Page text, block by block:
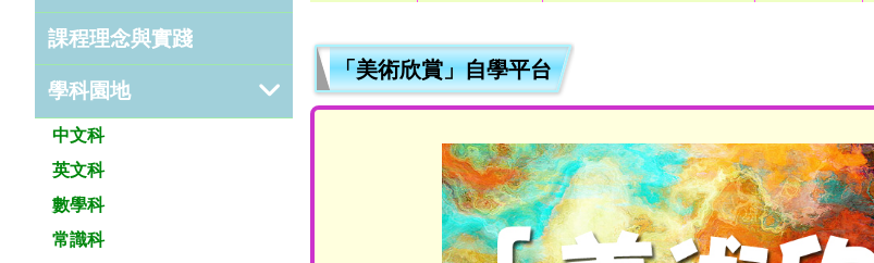
課程理念與實踐
學科園地
中文科
英文科
數學科
常識科
「美術欣賞」自學平台